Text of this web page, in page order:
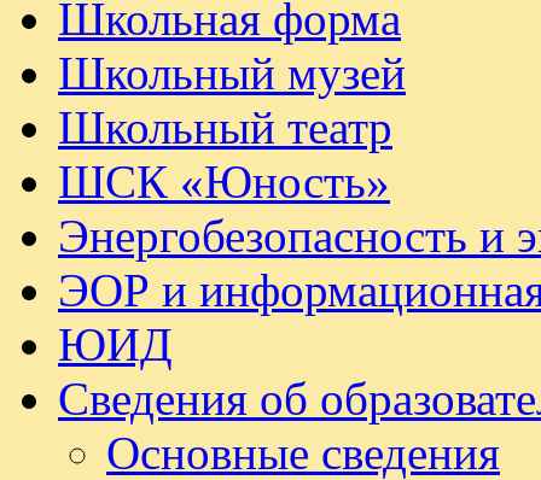
Школьная форма
Школьный музей
Школьный театр
ШСК «Юность»
Энергобезопасность и
ЭОР и информационная
ЮИД
Сведения об
Основные сведения